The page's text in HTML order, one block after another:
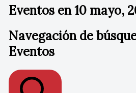
Eventos en 10 mayo,
Navegación de
Eventos